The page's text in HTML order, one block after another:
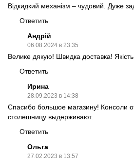
Відкидкий механізм – чудовий. Дуже
Ответить
Андрій
06.08.2024 в 23:35
Велике дякую! Швидка доставка!
Ответить
Ирина
28.09.2023 в 14:38
Спасибо большое магазину! Консоли
столешницу выдерживают.
Ответить
Ольга
27.02.2023 в 13:57